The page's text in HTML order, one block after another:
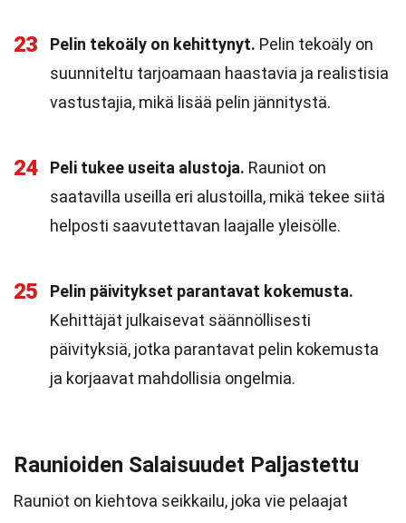
23 Pelin tekoäly on kehittynyt. Pelin tekoäly on
suunniteltu tarjoamaan haastavia ja realistisia
vastustajia, mikä lisää pelin jännitystä.
24 Peli tukee useita alustoja. Rauniot on
saatavilla useilla eri alustoilla, mikä tekee siitä
helposti saavutettavan laajalle yleisölle.
25
Pelin päivitykset parantavat kokemusta.
Kehittäjät julkaisevat säännöllisesti
päivityksiä, jotka parantavat pelin kokemusta
ja korjaavat mahdollisia ongelmia.
Raunioiden Salaisuudet Paljastettu
Rauniot on kiehtova seikkailu, joka vie pelaajat